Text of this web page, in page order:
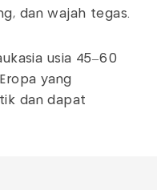
dan wajah tegas.
usia 45–60
yang
dan dapat